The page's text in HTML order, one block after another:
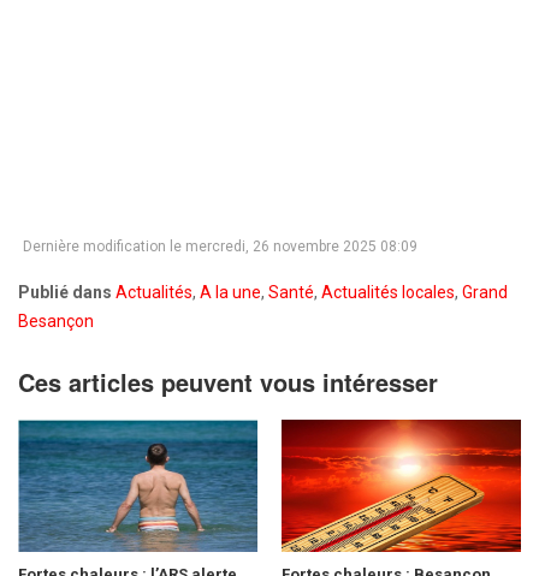
Dernière modification le mercredi, 26 novembre 2025 08:09
Publié dans Actualités, A la une, Santé, Actualités locales, Grand
Besançon
Ces articles peuvent vous intéresser